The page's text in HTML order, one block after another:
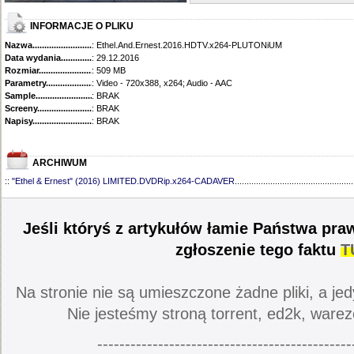
INFORMACJE O PLIKU
Nazwa.............................................: Ethel.And.Ernest.2016.HDTV.x264-PLUTONiUM
Data wydania......................................
: 29.12.2016
Rozmiar...........................................
: 509 MB
Parametry.........................................: Video - 720x388, x264; Audio - AAC
Sample............................................
: BRAK
Screeny...........................................
: BRAK
Napisy............................................
: BRAK
ARCHIWUM
:: "Ethel & Ernest" (2016) LIMITED.DVDRip.x264-CADAVER
Jeśli któryś z artykułów łamie Państwa
zgłoszenie tego faktu
Na stronie nie są umieszczone żadne pliki, a
Nie jesteśmy stroną torrent, ed2k,